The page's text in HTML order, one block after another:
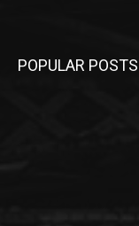
POPULAR POSTS